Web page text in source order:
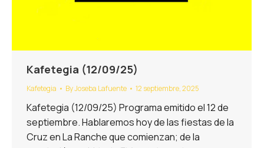
Kafetegia (12/09/25)
Kafetegia ByJoseba Lafuente 12 septiembre, 2025
Kafetegia (12/09/25) Programa emitido el 12 de
septiembre. Hablaremos hoy de las fiestas de la
Cruz en La Ranche que comienzan; de la